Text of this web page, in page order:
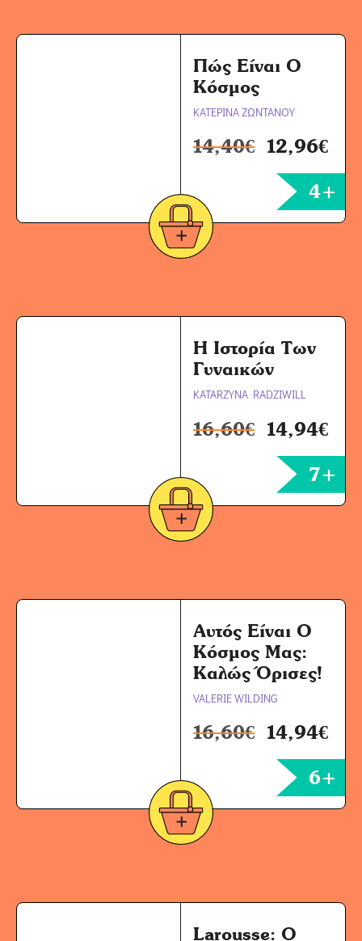
Πώς Είναι Ο
Κόσμος
ΚΑΤΕΡΙΝΑ ΖΩΝΤΑΝΟΥ
14,40€ 12,96€
4+
Η Ιστορία Των
Γυναικών
KATARZYNA RADZIWILL
16,60€ 14,94€
7+
Αυτός Είναι Ο
Κόσμος Μας:
Καλώς Όρισες!
VALERIE WILDING
16,60€ 14,94€
6+
Larousse: Ο